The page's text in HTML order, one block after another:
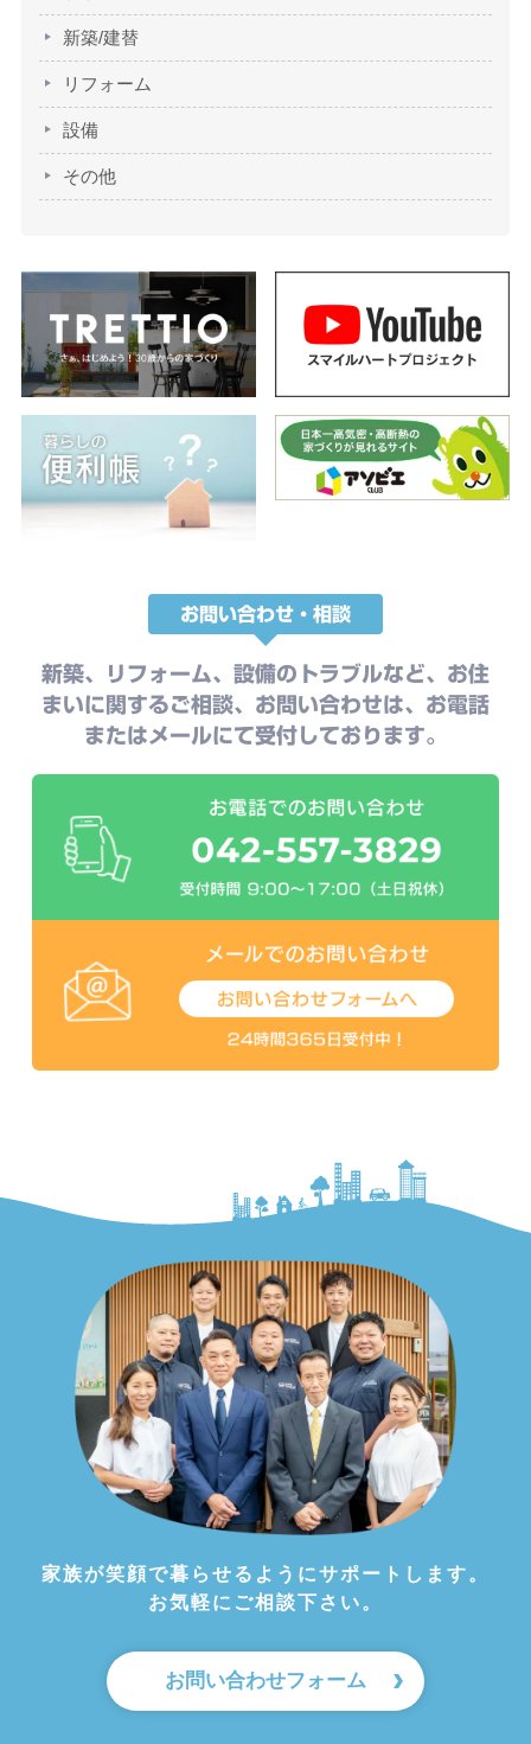
新築/建替
リフォーム
設備
その他
お問い合わせ・相談
新築、リフォーム、設備のトラブルなど、お住
まいに関するご相談、お問い合わせは、お電話
またはメールにて受付しております。
家族が笑顔で暮らせるようにサポートします。
お気軽にご相談下さい。
お問い合わせフォーム